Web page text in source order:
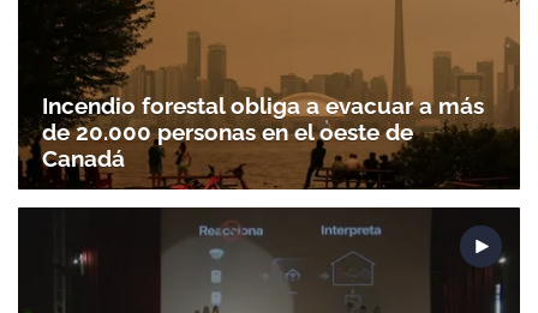
Incendio forestal obliga a evacuar a más
de 20.000 personas en el oeste de
Canadá